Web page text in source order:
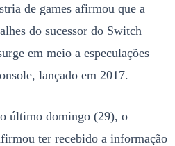
de games afirmou que a
do sucessor do Switch
em meio a especulações
lançado em 2017.
último domingo (29), o
ter recebido a informação